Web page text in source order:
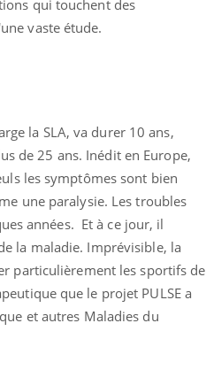
qui touchent des
vaste étude.
la SLA, va durer 10 ans,
de 25 ans. Inédit en Europe,
les symptômes sont bien
une paralysie. Les troubles
années. Et à ce jour, il
la maladie. Imprévisible, la
particulièrement les sportifs de
que le projet PULSE a
et autres Maladies du